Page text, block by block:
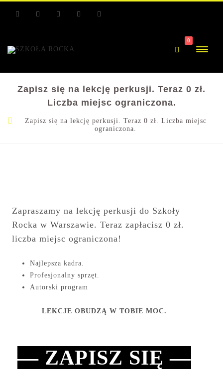
0
Zapisz się na lekcję perkusji. Teraz 0 zł.
Liczba miejsc ograniczona.
Zapisz się na lekcję perkusji. Teraz 0 zł. Liczba miejsc
ograniczona.
Zapraszamy na lekcję perkusji do Szkoły
Rocka w Warszawie. Teraz zapłacisz 0 zł.
liczba miejsc ograniczona!
Najlepsza kadra.
Profesjonalny sprzęt.
Autorski program
LEKCJE OBUDZĄ W TOBIE MOC.
— ZAPISZ SIĘ —